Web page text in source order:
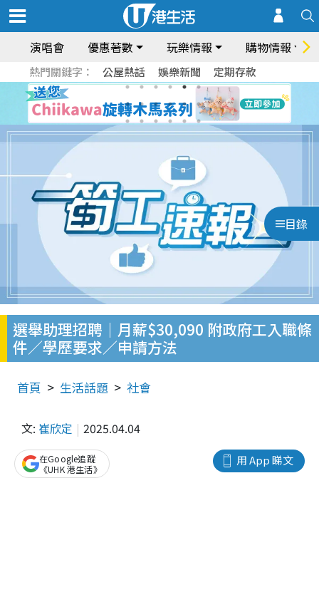
演唱會 優惠著數 玩樂情報 購物情報
熱門關鍵字： 公屋熱話 娛樂新聞 定期存款
目錄
選舉助理招聘｜月薪$30,090 附政府工入職條
件／學歷要求／申請方法
首頁 生活話題 社會
文: 崔欣定 2025.04.04
用 App 睇文
在Google追蹤
《UHK 港生活》